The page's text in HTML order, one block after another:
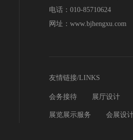
会务接待 展厅设计
展览展示服务 会展设
电话：010-85710624
网址：
友情链接/LINKS